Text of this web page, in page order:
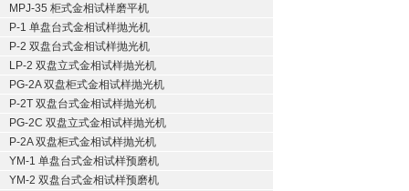
MPJ-35 柜式金相试样磨平机
P-1 单盘台式金相试样抛光机
P-2 双盘台式金相试样抛光机
LP-2 双盘立式金相试样抛光机
PG-2A 双盘柜式金相试样抛光机
P-2T 双盘台式金相试样抛光机
PG-2C 双盘立式金相试样抛光机
P-2A 双盘柜式金相试样抛光机
YM-1 单盘台式金相试样预磨机
YM-2 双盘台式金相试样预磨机